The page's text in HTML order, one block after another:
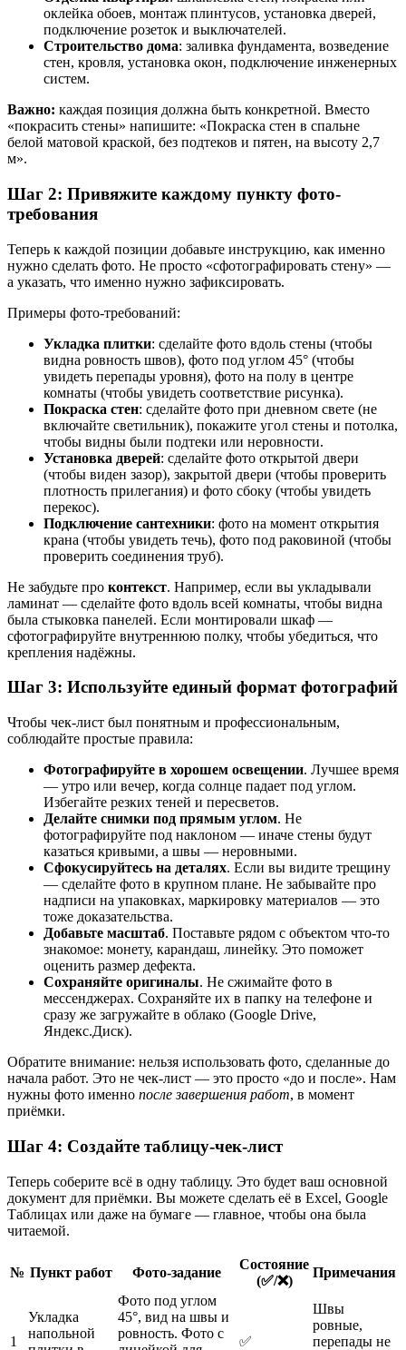
оклейка обоев, монтаж плинтусов, установка дверей,
подключение розеток и выключателей.
Строительство дома: заливка фундамента, возведение
стен, кровля, установка окон, подключение инженерных
систем.
Важно: каждая позиция должна быть конкретной. Вместо
«покрасить стены» напишите: «Покраска стен в спальне
белой матовой краской, без подтеков и пятен, на высоту 2,7
м».
Шаг 2: Привяжите каждому пункту фото-
требования
Теперь к каждой позиции добавьте инструкцию, как именно
нужно сделать фото. Не просто «сфотографировать стену» —
а указать, что именно нужно зафиксировать.
Примеры фото-требований:
Укладка плитки: сделайте фото вдоль стены (чтобы
видна ровность швов), фото под углом 45° (чтобы
увидеть перепады уровня), фото на полу в центре
комнаты (чтобы увидеть соответствие рисунка).
Покраска стен: сделайте фото при дневном свете (не
включайте светильник), покажите угол стены и потолка,
чтобы видны были подтеки или неровности.
Установка дверей: сделайте фото открытой двери
(чтобы виден зазор), закрытой двери (чтобы проверить
плотность прилегания) и фото сбоку (чтобы увидеть
перекос).
Подключение сантехники: фото на момент открытия
крана (чтобы увидеть течь), фото под раковиной (чтобы
проверить соединения труб).
Не забудьте про контекст. Например, если вы укладывали
ламинат — сделайте фото вдоль всей комнаты, чтобы видна
была стыковка панелей. Если монтировали шкаф —
сфотографируйте внутреннюю полку, чтобы убедиться, что
крепления надёжны.
Шаг 3: Используйте единый формат фотографий
Чтобы чек-лист был понятным и профессиональным,
соблюдайте простые правила:
Фотографируйте в хорошем освещении. Лучшее время
— утро или вечер, когда солнце падает под углом.
Избегайте резких теней и пересветов.
Делайте снимки под прямым углом. Не
фотографируйте под наклоном — иначе стены будут
казаться кривыми, а швы — неровными.
Сфокусируйтесь на деталях. Если вы видите трещину
— сделайте фото в крупном плане. Не забывайте про
надписи на упаковках, маркировку материалов — это
тоже доказательства.
Добавьте масштаб. Поставьте рядом с объектом что-то
знакомое: монету, карандаш, линейку. Это поможет
оценить размер дефекта.
Сохраняйте оригиналы. Не сжимайте фото в
мессенджерах. Сохраняйте их в папку на телефоне и
сразу же загружайте в облако (Google Drive,
Яндекс.Диск).
Обратите внимание: нельзя использовать фото, сделанные до
начала работ. Это не чек-лист — это просто «до и после». Нам
нужны фото именно после завершения работ, в момент
приёмки.
Шаг 4: Создайте таблицу-чек-лист
Теперь соберите всё в одну таблицу. Это будет ваш основной
документ для приёмки. Вы можете сделать её в Excel, Google
Таблицах или даже на бумаге — главное, чтобы она была
читаемой.
№ Пункт работ Фото-задание
Состояние
(✅/❌)
Примечания
1
Укладка
напольной
Фото под углом
45°, вид на швы и
ровность. Фото с
✅
Швы
ровные,
перепады не